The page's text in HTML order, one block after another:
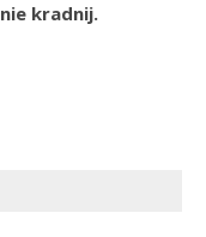
nie kradnij.